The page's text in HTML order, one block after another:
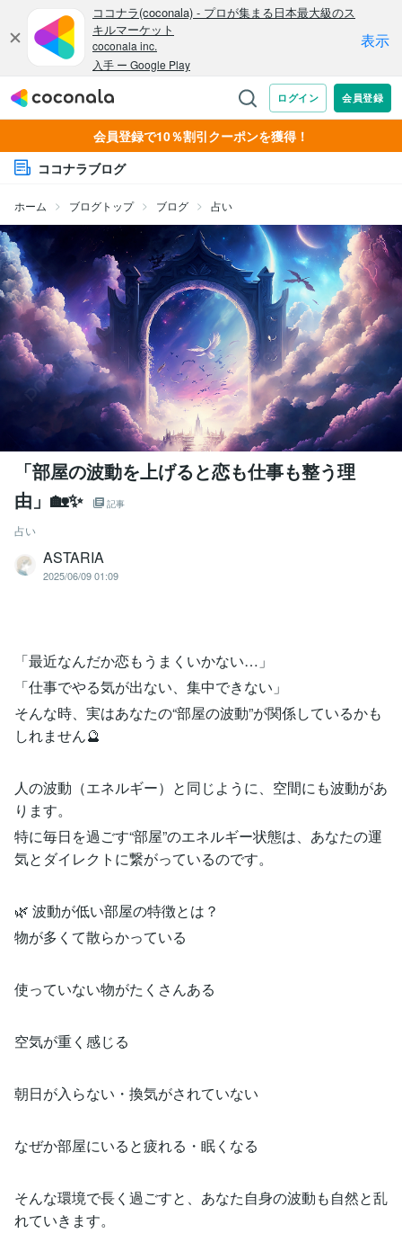
会員登録で10％割引クーポンを獲得！
ココナラブログ
ホーム ブログトップ ブログ 占い
「部屋の波動を上げると恋も仕事も整う理
由」🏡✨
記事
占い
ASTARIA
2025/06/09 01:09
「最近なんだか恋もうまくいかない…」
「仕事でやる気が出ない、集中できない」
そんな時、実はあなたの“部屋の波動”が関係しているかも
しれません🔮
人の波動（エネルギー）と同じように、空間にも波動があ
ります。
特に毎日を過ごす“部屋”のエネルギー状態は、あなたの運
気とダイレクトに繋がっているのです。
🌿 波動が低い部屋の特徴とは？
物が多くて散らかっている
使っていない物がたくさんある
空気が重く感じる
朝日が入らない・換気がされていない
なぜか部屋にいると疲れる・眠くなる
そんな環境で長く過ごすと、あなた自身の波動も自然と乱
れていきます。